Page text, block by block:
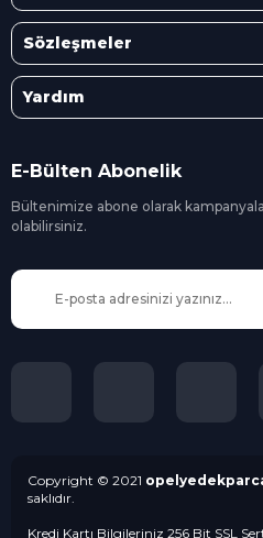
Sözleşmeler
Yardım
E-Bülten Abonelik
Bültenimize abone olarak
olabilirsiniz.
Copyright © 2021
saklıdır.
Kredi Kartı Bilgileriniz 256 Bit SSL